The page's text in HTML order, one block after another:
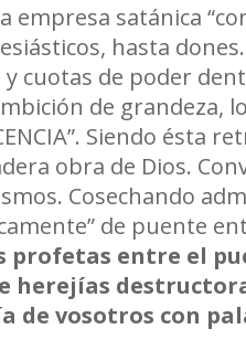
satánica “con
hasta
cuotas de poder
de grandeza,
Siendo ésta
obra de Dios.
Cosechando
de puente
profetas entre el
herejías
de vosotros con